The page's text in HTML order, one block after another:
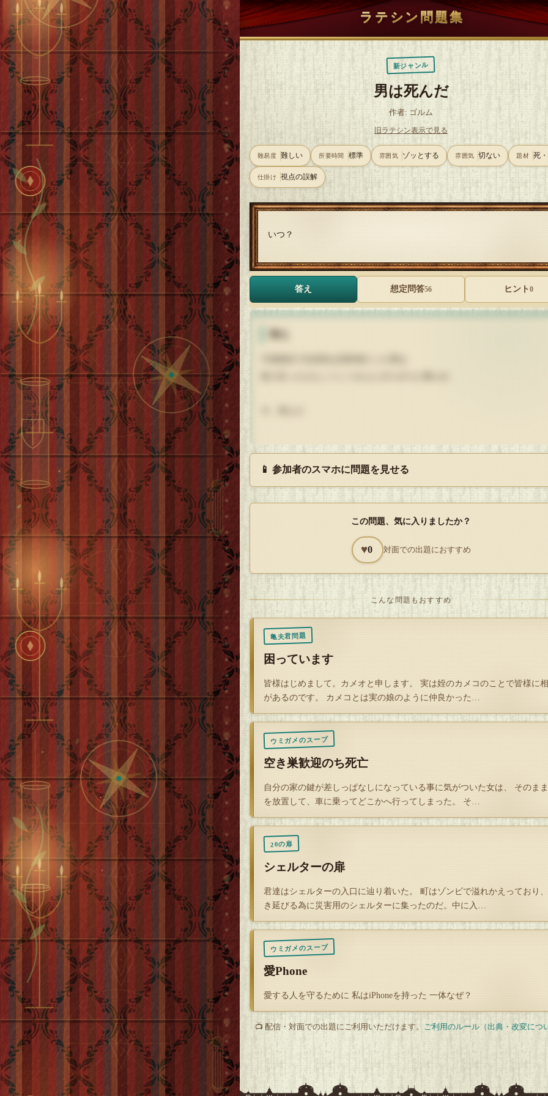
ラテシン問題集
新ジャンル
男は死んだ
作者: ゴルム
旧ラテシン表示で見る
難易度 難しい 所要時間 標準 雰囲気 ゾッとする 雰囲気 切ない 題材 死
仕掛け 視点の誤解
いつ？
答え 想定問答56 ヒント 0
すね
解答を開封する
タップで封を割る
📱 参加者のスマホに問題を見せる
この問題、気に入りましたか？
♥0 対面での出題におすすめ
こんな問題もおすすめ
亀夫君問題
困っています
皆様はじめまして。カメオと申します。 実は姪のカメコのことで皆様に
があるのです。 カメコとは実の娘のように仲良かった…
ウミガメのスープ
空き巣歓迎のち死亡
自分の家の鍵が差しっぱなしになっている事に気がついた女は、 そのま
を放置して、車に乗ってどこかへ行ってしまった。 そ…
20の扉
シェルターの扉
君達はシェルターの入口に辿り着いた。 町はゾンビで溢れかえっており
き延びる為に災害用のシェルターに集ったのだ。中に入…
ウミガメのスープ
愛Phone
愛する人を守るために 私はiPhoneを持った 一体なぜ？
📺 配信・対面での出題にご利用いただけます。 ご利用のルール（出典・改変につ